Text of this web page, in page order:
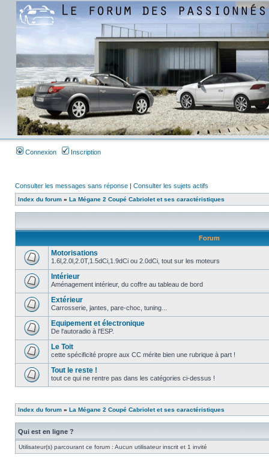
Connexion Inscription
Consulter les messages sans réponse | Consulter les sujets actifs
Index du forum » La Mégane 2 Coupé Cabriolet et ses caractéristiques
Forum
Motorisations
1.6l,2.0l,2.0T,1.5dCi,1.9dCi ou 2.0dCi, tout sur les moteurs
Intérieur
Aménagement intérieur, du coffre au tableau de bord
Extérieur
Carrosserie, jantes, pare-choc, tuning...
Equipement et électronique
De l'autoradio à l'ESP.
Le Toit
cette spécificité propre aux CC mérite bien une rubrique à part !
Tout le reste !
tout ce qui ne rentre pas dans les catégories ci-dessus !
Index du forum » La Mégane 2 Coupé Cabriolet et ses caractéristiques
Qui est en ligne ?
Utilisateur(s) parcourant ce forum : Aucun utilisateur inscrit et 1 invité